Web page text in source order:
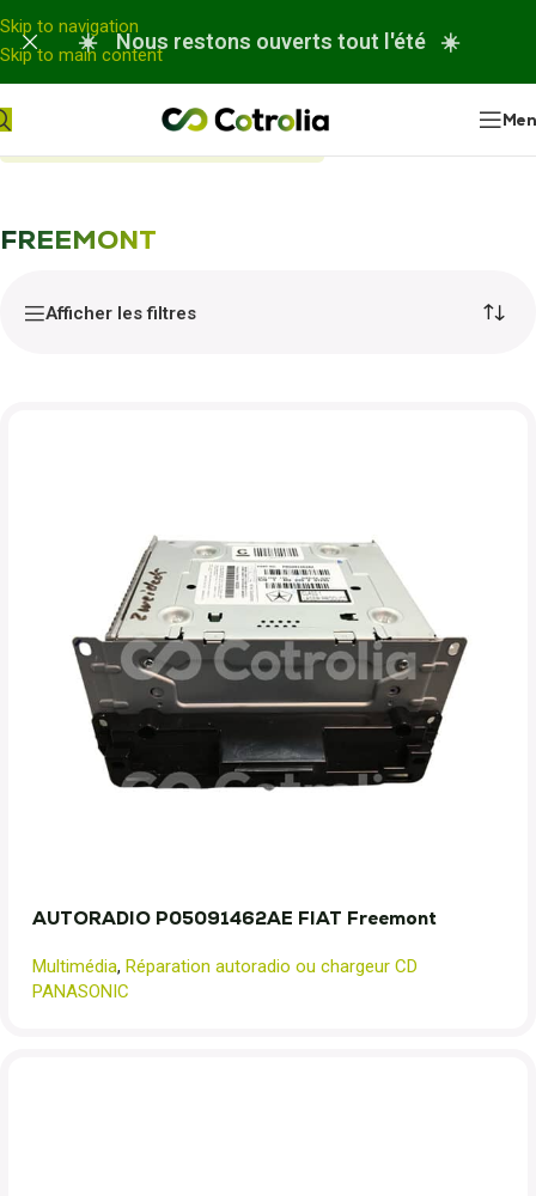
Panneau de gestion des cookies
Skip to navigation
Skip to main content
☀️ Nous restons ouverts tout l'été ☀️
FREEMONT
Afficher les filtres
AUTORADIO P05091462AE FIAT Freemont
Multimédia, Réparation autoradio ou chargeur CD
PANASONIC